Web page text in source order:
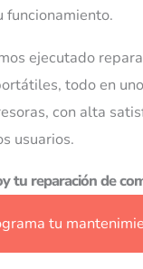
funcionamiento.
ejecutado
todo en
con alta
usuarios.
tu reparación de
tu